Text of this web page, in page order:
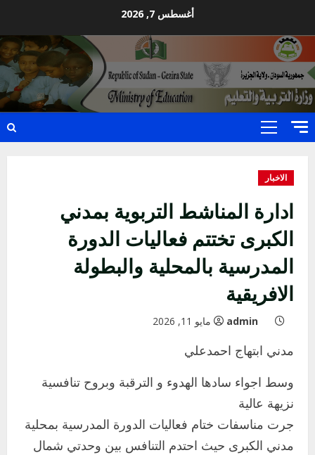
content
أغسطس 7, 2026
Primary
الاخبار
ادارة المناشط التربوية بمدني
الكبرى تختتم فعاليات الدورة
المدرسية بالمحلية والبطولة
الافريقية
admin مايو 11, 2026
مدني ابتهاج احمدعلي
وسط اجواء سادها الهدوء و الترقبة وبروح تنافسية
نزيهة عالية
جرت مناسفات ختام فعاليات الدورة المدرسية بمحلية
مدني الكبرى حيث احتدم التنافس بين وحدتي شمال